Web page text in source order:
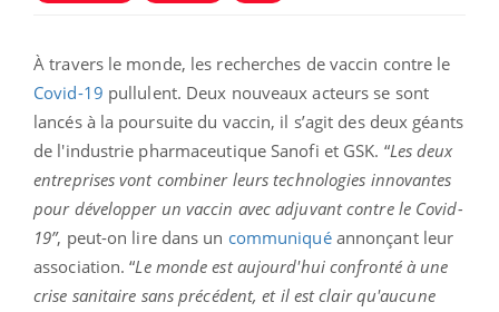
À travers le monde, les recherches de vaccin contre le
Covid-19 pullulent. Deux nouveaux acteurs se sont
lancés à la poursuite du vaccin, il s’agit des deux géants
de l'industrie pharmaceutique Sanofi et GSK. “Les deux
entreprises vont combiner leurs technologies innovantes
pour développer un vaccin avec adjuvant contre le Covid-
19”, peut-on lire dans un communiquéannonçant leur
association. “Le monde est aujourd'hui confronté à une
crise sanitaire sans précédent, et il est clair qu'aucune